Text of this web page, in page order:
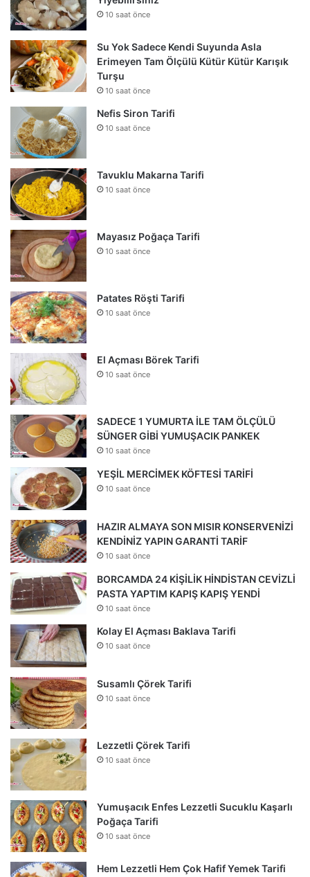
10 saat önce
Su Yok Sadece Kendi Suyunda Asla
Erimeyen Tam Ölçülü Kütür Kütür Karışık
Turşu
10 saat önce
Nefis Siron Tarifi
10 saat önce
Tavuklu Makarna Tarifi
10 saat önce
Mayasız Poğaça Tarifi
10 saat önce
Patates Röşti Tarifi
10 saat önce
El Açması Börek Tarifi
10 saat önce
SADECE 1 YUMURTA İLE TAM ÖLÇÜLÜ
SÜNGER GİBİ YUMUŞACIK PANKEK
10 saat önce
YEŞİL MERCİMEK KÖFTESİ TARİFİ
10 saat önce
HAZIR ALMAYA SON MISIR KONSERVENİZİ
KENDİNİZ YAPIN GARANTİ TARİF
10 saat önce
BORCAMDA 24 KİŞİLİK HİNDİSTAN CEVİZLİ
PASTA YAPTIM KAPIŞ KAPIŞ YENDİ
10 saat önce
Kolay El Açması Baklava Tarifi
10 saat önce
Susamlı Çörek Tarifi
10 saat önce
Lezzetli Çörek Tarifi
10 saat önce
Yumuşacık Enfes Lezzetli Sucuklu Kaşarlı
Poğaça Tarifi
10 saat önce
Hem Lezzetli Hem Çok Hafif Yemek Tarifi